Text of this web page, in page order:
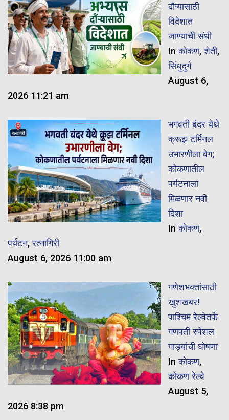
दौऱ्यासाठी
विदेशात
जाण्याची संधी
Inकोकण,शेती,
सिंधुदुर्ग
August 6,
2026 11:21 am
भगवती बंदर येथे
क्रूझ टर्मिनल
उभारणीला वेग;
कोकणातील
पर्यटनाला
मिळणार नवी
दिशा
Inकोकण,
पर्यटन,रत्नागिरी
August 6, 2026 11:00 am
गणेशभक्तांसाठी
खुशखबर!
पाश्चिम रेल्वेतर्फे
गणपती स्पेशल
गाड्यांची घोषणा
Inकोकण,
कोकण रेल्वे
August 5,
2026 8:38 pm